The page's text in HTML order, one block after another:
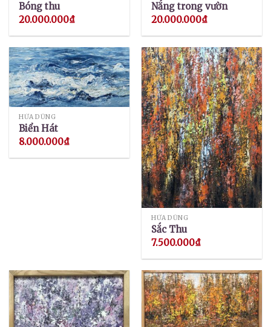
Bóng thu
20.000.000₫
Nắng trong vườn
20.000.000₫
HỨA DŨNG
Biển Hát
8.000.000₫
HỨA DŨNG
Sắc Thu
7.500.000₫